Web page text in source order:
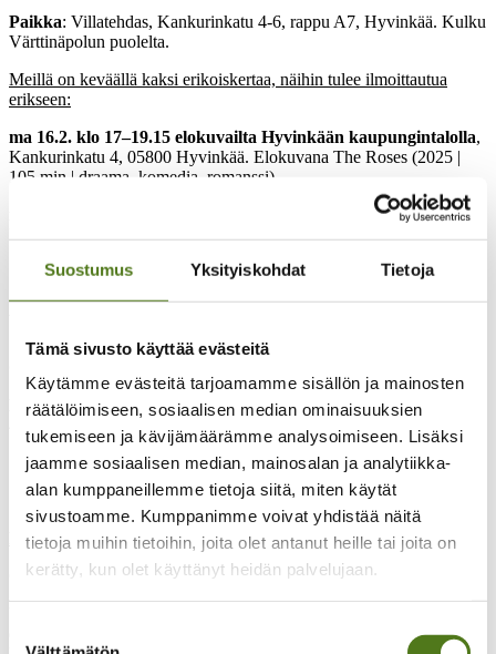
Suostumus Yksityiskohdat Tietoja
Tämä sivusto käyttää evästeitä
Käytämme evästeitä tarjoamamme sisällön ja mainosten
räätälöimiseen, sosiaalisen median ominaisuuksien
tukemiseen ja kävijämäärämme analysoimiseen. Lisäksi
jaamme sosiaalisen median, mainosalan ja analytiikka-
alan kumppaneillemme tietoja siitä, miten käytät
sivustoamme. Kumppanimme voivat yhdistää näitä
tietoja muihin tietoihin, joita olet antanut heille tai joita on
kerätty, kun olet käyttänyt heidän palvelujaan.
Paikka: Villatehdas, Kankurinkatu 4-6, rappu A7, Hyvinkää. Kulku
Värttinäpolun puolelta.
Meillä on keväällä kaksi erikoiskertaa, näihin tulee ilmoittautua
erikseen:
ma 16.2. klo 17–19.15 elokuvailta Hyvinkään kaupungintalolla,
Kankurinkatu 4, 05800 Hyvinkää. Elokuvana The Roses (2025 |
105 min | draama, komedia, romanssi).
minigolfia Minigolfmaailma Hyvinkäällä
Lisätiedot: Laura Närhilaura.uusimaa@epilepsia.fitai 050 535
PERHETOIMINTA
Opastettu näyttelykierros Fazerille
. Tapahtuma on tarkoitettu